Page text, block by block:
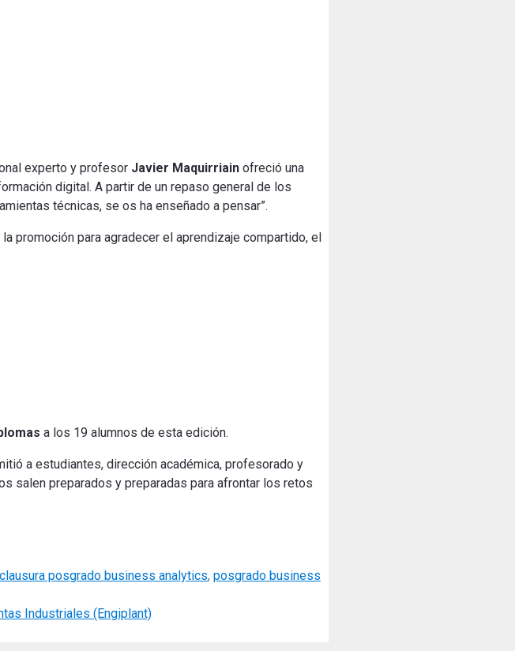
experto y profesor Javier Maquirriain ofreció una
digital. A partir de un repaso general de los
técnicas, se os ha enseñado a pensar”.
promoción para agradecer el aprendizaje compartido, el
a los 19 alumnos de esta edición.
a estudiantes, dirección académica, profesorado y
salen preparados y preparadas para afrontar los retos
clausura posgrado business analytics, posgrado business
Industriales (Engiplant)